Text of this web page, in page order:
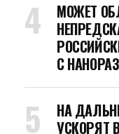
МОЖЕТ
С
НА
УСКОРЯТ